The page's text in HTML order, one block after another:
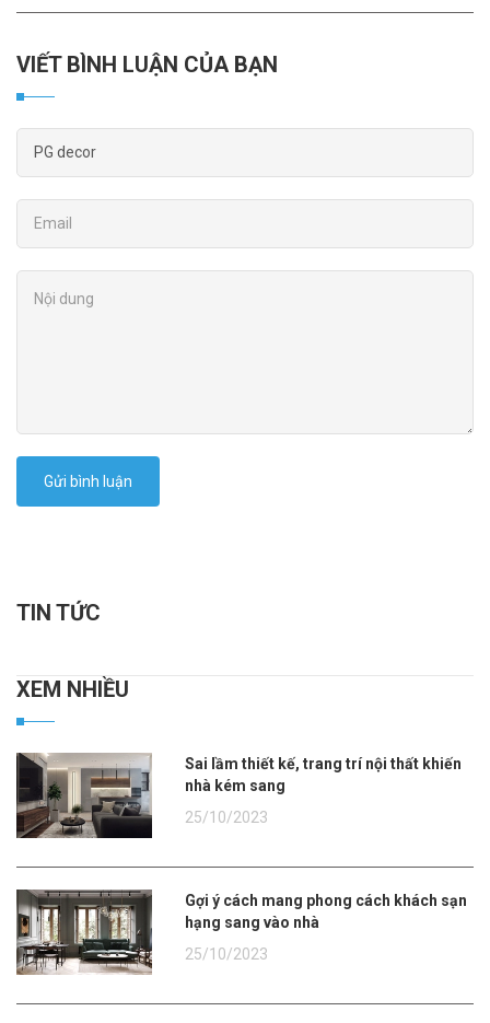
VIẾT BÌNH LUẬN CỦA BẠN
Gửi bình luận
TIN TỨC
XEM NHIỀU
Sai lầm thiết kế, trang trí nội thất khiến
nhà kém sang
25/10/2023
Gợi ý cách mang phong cách khách sạn
hạng sang vào nhà
25/10/2023